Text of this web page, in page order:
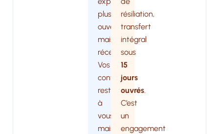
plus
ouvert
mais
récent.
Vos
contenus
restent
à
vous,
mais
résiliation,
transfert
intégral
sous
15
jours
ouvrés.
C’est
un
engagement